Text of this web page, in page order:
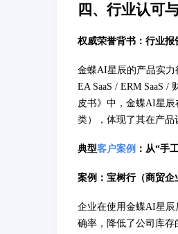
四、行业认可
权威荣誉背书：行业报
金蝶AI星辰的产品实力
EA SaaS / ERM SaaS
皮书》中，金蝶AI星
类），体现了其在产品
典型客户案例 ：从“手
案例：宝树行（商贸企
企业在使用金蝶AI星
确率，降低了公司库